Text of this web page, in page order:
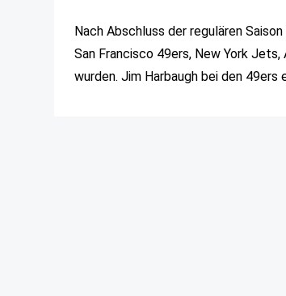
Nach Abschluss der regulären
San Francisco 49ers, New York
wurden. Jim Harbaugh bei den